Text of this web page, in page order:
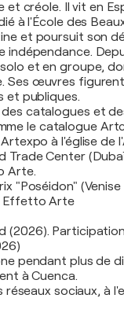
et créole. Il vit en
à l'École des
et poursuit son
et en groupe,
Ses œuvres
et publiques.
catalogues et
le catalogue
à l'église de
Trade Center
Arte.
"Poséidon"
Effetto Arte
(2026).
pendant plus de
à Cuenca.
réseaux sociaux, à